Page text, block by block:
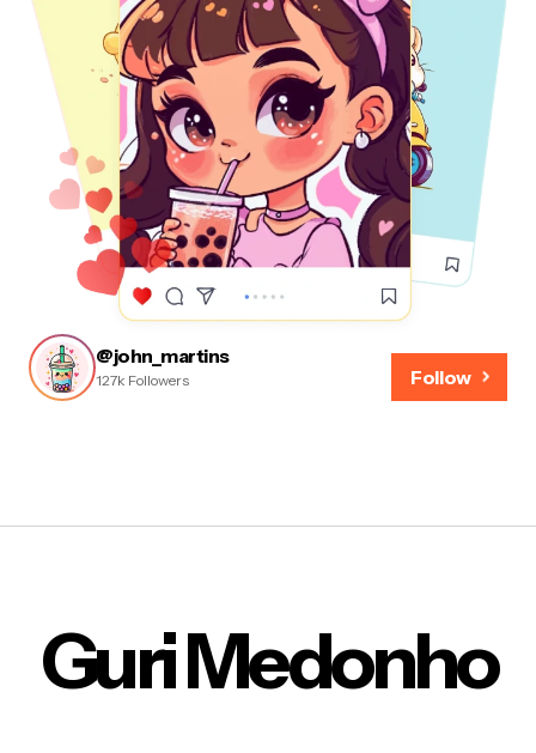
@john_martins
127k Followers Follow
Guri Medonho